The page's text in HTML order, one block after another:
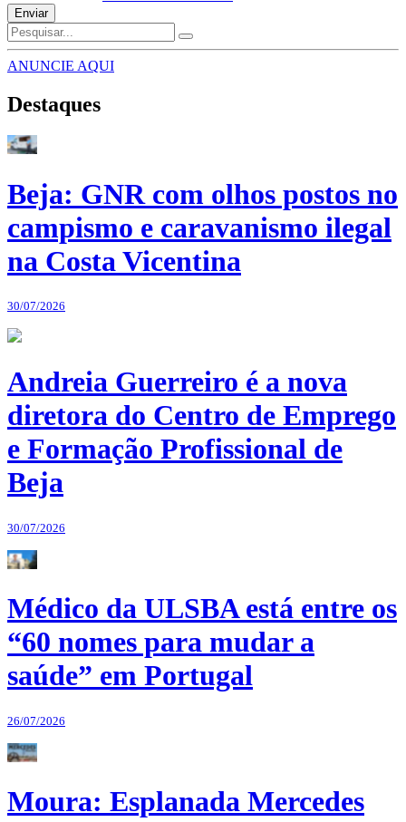
Enviar
ANUNCIE AQUI
Destaques
Beja: GNR com olhos postos no
campismo e caravanismo ilegal
na Costa Vicentina
30/07/2026
Andreia Guerreiro é a nova
diretora do Centro de Emprego
e Formação Profissional de
Beja
30/07/2026
Médico da ULSBA está entre os
“60 nomes para mudar a
saúde” em Portugal
26/07/2026
Moura: Esplanada Mercedes